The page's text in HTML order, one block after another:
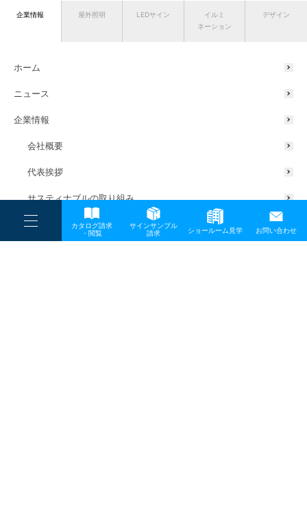
----
----
-
カタログ請求
・閲覧
サインサンプル
請求
ショールーム見学 お問い合わせ
企業情報 屋外照明 LEDサイン
イルミ
ネーション
デザイン
ホーム
ニュース
企業情報
会社概要
代表挨拶
サスティナブルの取り組み
一般事業主行動計画